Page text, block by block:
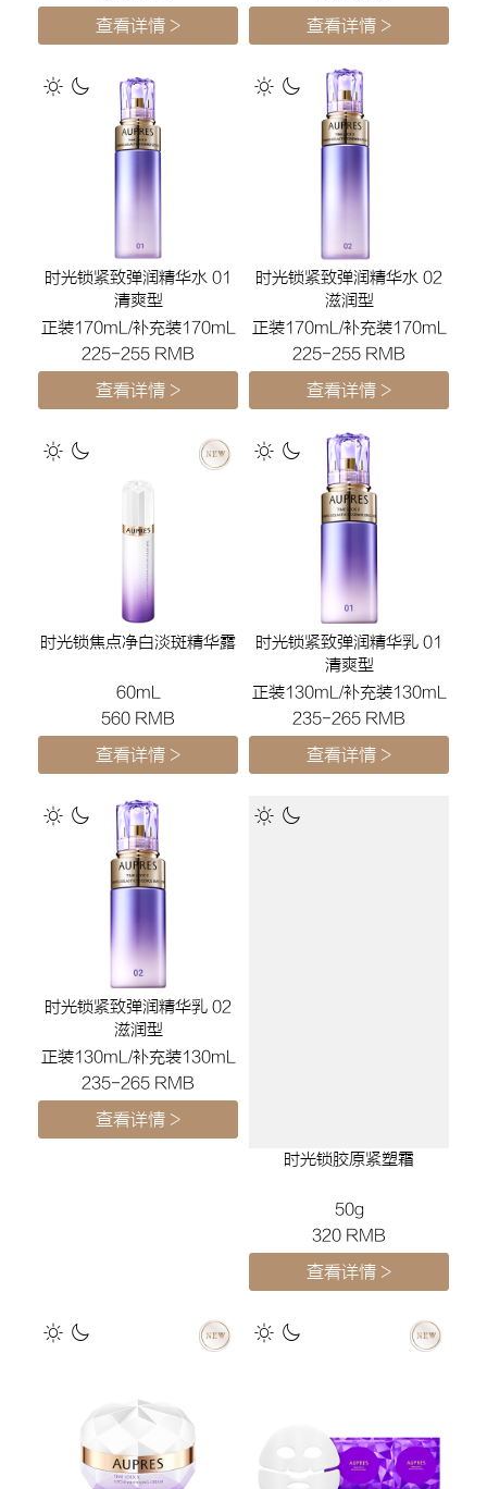
查看详情 > 查看详情 >
时光锁紧致弹润精华水 01
清爽型
正装170mL/补充装170mL
225-255 RMB
查看详情 >
时光锁紧致弹润精华水 02
滋润型
正装170mL/补充装170mL
225-255 RMB
查看详情 >
时光锁焦点净白淡斑精华露
60mL
560 RMB
查看详情 >
时光锁紧致弹润精华乳 01
清爽型
正装130mL/补充装130mL
235-265 RMB
查看详情 >
时光锁紧致弹润精华乳 02
滋润型
正装130mL/补充装130mL
235-265 RMB
查看详情 >
时光锁胶原紧塑霜
50g
290 RMB